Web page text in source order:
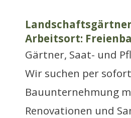
Arbeitsort:
Gärtner, Saat- und
Wir suchen per
Bauunternehmung
Renovationen und